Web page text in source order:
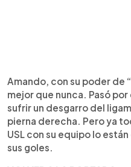
Amando, con su poder de
mejor que nunca. Pasó
sufrir un desgarro del
pierna derecha. Pero ya
USL con su equipo lo
sus goles.